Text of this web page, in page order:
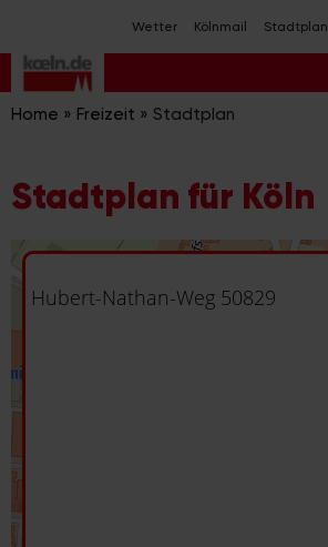
Inhalt
springen
Wetter Kölnmail Stadtplan
Home » Freizeit » Stadtplan
Stadtplan für Köln